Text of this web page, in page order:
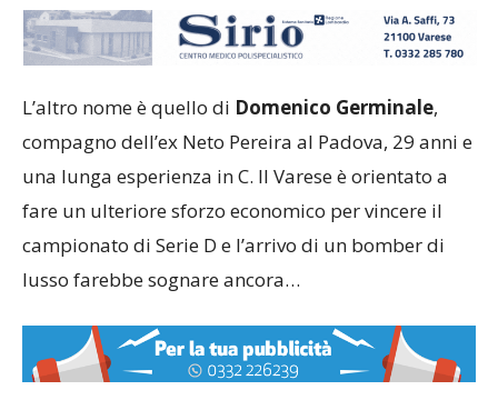
L’altro nome è quello di Domenico Germinale,
compagno dell’ex Neto Pereira al Padova, 29 anni e
una lunga esperienza in C. Il Varese è orientato a
fare un ulteriore sforzo economico per vincere il
campionato di Serie D e l’arrivo di un bomber di
lusso farebbe sognare ancora…